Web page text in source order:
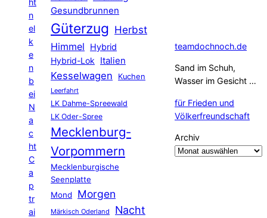
ht
n
el
k
e
n
b
ei
N
a
c
ht
C
a
p
tr
ai
Gesundbrunnen
Güterzug Herbst
Himmel
Hybrid
Hybrid-Lok Italien
Kesselwagen Kuchen
Leerfahrt
LK Dahme-Spreewald
LK Oder-Spree
Mecklenburg-
Vorpommern
Mecklenburgische
Seenplatte
Mond
Morgen
Märkisch Oderland Nacht
teamdochnoch.de
Sand im Schuh,
Wasser im Gesicht …
für Frieden und
Völkerfreundschaft
Archiv